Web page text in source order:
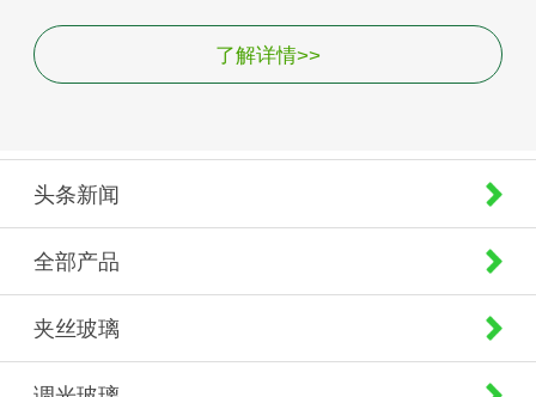
了解详情>>
头条新闻
全部产品
夹丝玻璃